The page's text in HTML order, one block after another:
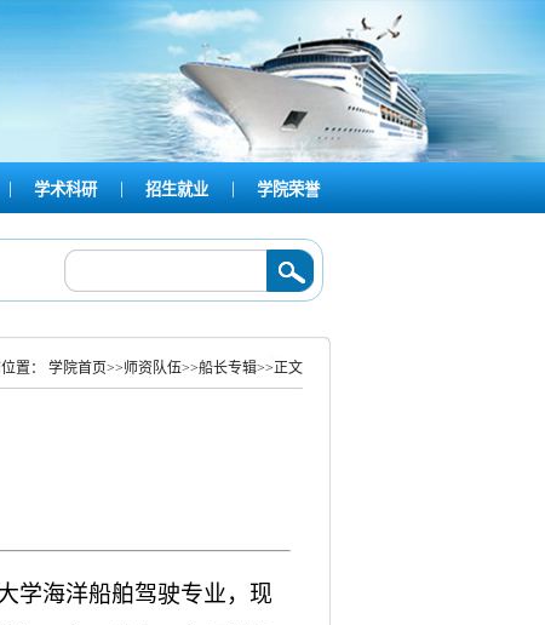
| 学术科研 | 招生就业 | 学院荣誉
运学院开展2025-2026学年第二学期半军事管理队列会操暨内务整理比赛
置： 学院首页>>师资队伍>>船长专辑>>正文
学海洋船舶驾驶专业，现